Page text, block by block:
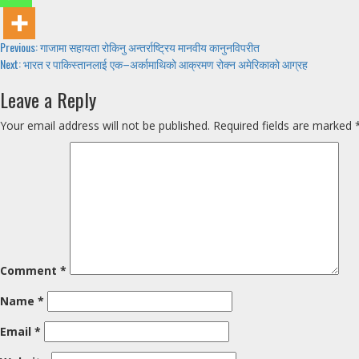
Continue
Reading
Previous:गाजामा सहायता रोकिनु अन्तर्राष्ट्रिय मानवीय कानुनविपरीत
Next:भारत र पाकिस्तानलाई एक–अर्कामाथिको आक्रमण रोक्न अमेरिकाको आग्रह
Leave a Reply
Your email address will not be published. Required fields are marked
Comment *
Name *
Email *